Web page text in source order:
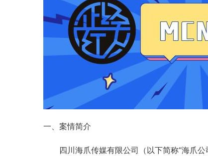
一、案情简介
四川海爪传媒有限公司（以下简称“海爪公